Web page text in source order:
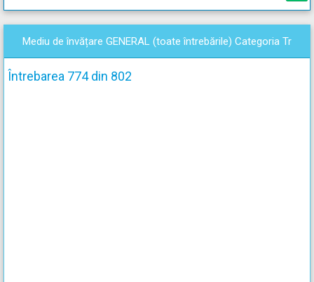
Mediu de învățare GENERAL (toate întrebările) Categoria Tr
Întrebarea 774 din 802